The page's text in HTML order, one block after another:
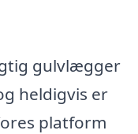
gulvlægger
heldigvis er
platform